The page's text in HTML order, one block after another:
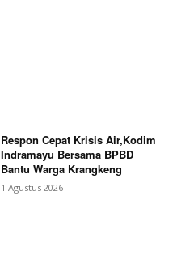
Respon Cepat Krisis Air,Kodim
Indramayu Bersama BPBD
Bantu Warga Krangkeng
1 Agustus 2026